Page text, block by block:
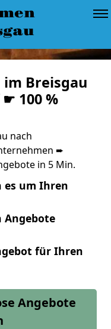
Breisgau
100 %
nach
➨
in 5 Min.
es um Ihren
Angebote
für Ihren
Angebote